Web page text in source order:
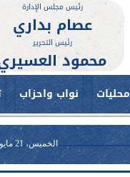
رئيس مجلس الإدارة
عصام بداري
رئيس التحرير
محمود
محليات نواب واحزاب
الخميس، 21 مايو 2026